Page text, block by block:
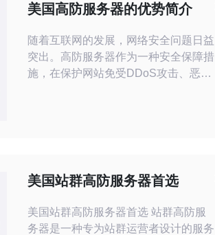
美国高防服务器的优势简介
随着互联网的发展，网络安全问题日益
突出。高防服务器作为一种安全保障措
施，在保护网站免受DDoS攻击、恶意
务器借助先进的硬件设备和网络架构，
能够提供稳定、可靠的服务。无论是
美国站群高防服务器首选
美国站群高防服务器首选 站群高防服
务器是一种专为站群运营者设计的服务